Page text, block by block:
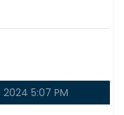
2024 5:07 PM